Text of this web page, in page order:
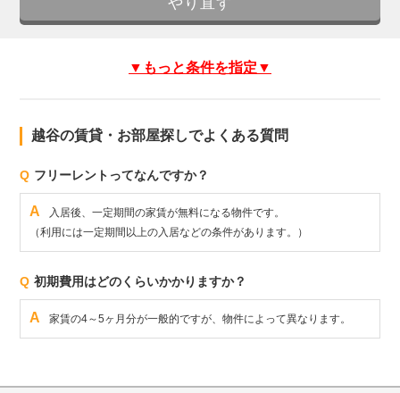
▼もっと条件を指定▼
越谷の賃貸・お部屋探しでよくある質問
Q フリーレントってなんですか？
A
入居後、一定期間の家賃が無料になる物件です。
（利用には一定期間以上の入居などの条件があります。）
Q 初期費用はどのくらいかかりますか？
A 家賃の4～5ヶ月分が一般的ですが、物件によって異なります。